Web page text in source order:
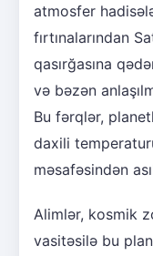
atmosfer
fırtınalarından
qasırğasına
və bəzən
Bu fərqlər,
daxili
məsafəsindən
Alimlər, kosmik
vasitəsilə bu